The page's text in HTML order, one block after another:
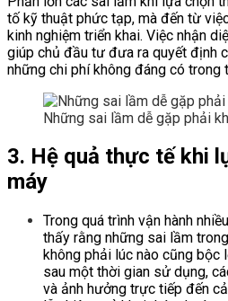
tố kỹ thuật phức tạp, mà đến từ
kinh nghiệm triển khai. Việc nhận
giúp chủ đầu tư đưa ra quyết định
những chi phí không đáng có trong
Những sai lầm dễ gặp phải
3. Hệ quả thực tế khi
máy
Trong quá trình vận hành
thấy rằng những sai lầm
không phải lúc nào cũng bộc
sau một thời gian sử dụng,
và ảnh hưởng trực tiếp đến